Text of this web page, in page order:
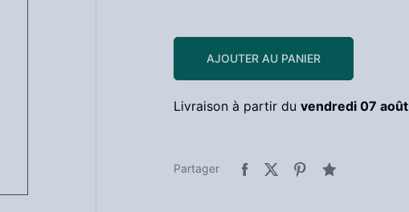
AJOUTER AU PANIER
Livraison à partir duvendredi 07 août
Partager